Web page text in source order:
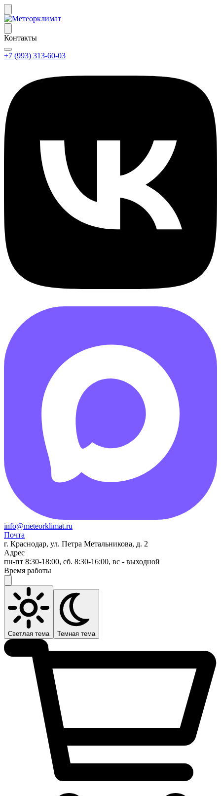
Контакты
+7 (993) 313-60-03
info@meteorklimat.ru
Почта
г. Краснодар, ул. Петра Метальникова, д. 2
Адрес
пн-пт 8:30-18:00, сб. 8:30-16:00, вс - выходной
Время работы
Светлая тема Темная тема